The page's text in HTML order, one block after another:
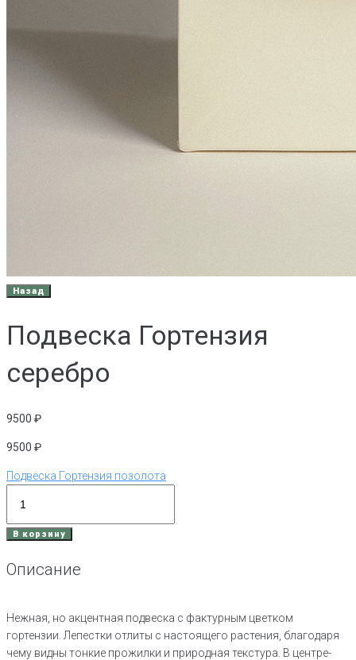
Подвеска Гортензия
серебро
9500 ₽
9500 ₽
Подвеска Гортензия позолота
товара
Подвеска
Гортензия
серебро
В корзину
Описание
Нежная, но акцентная подвеска с фактурным цветком
гортензии. Лепестки отлиты с настоящего растения, благодаря
чему видны тонкие прожилки и природная текстура. В центре-